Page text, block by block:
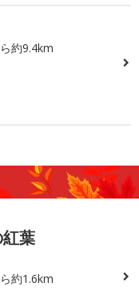
約9.4km
葉
約1.6km